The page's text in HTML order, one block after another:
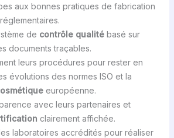
aux bonnes pratiques de fabrication
de contrôle qualitébasé sur
documents traçables.
leurs procédures pour rester en
évolutions des normes ISO et la
européenne.
avec leurs partenaires et
clairement affichée.
laboratoires accrédités pour réaliser